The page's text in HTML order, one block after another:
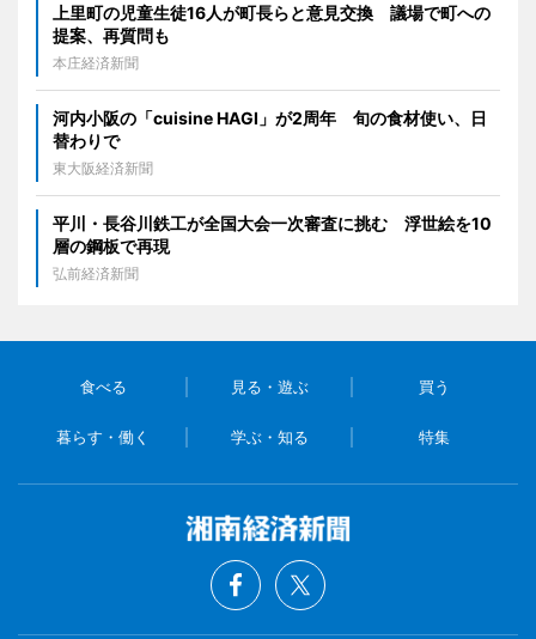
上里町の児童生徒16人が町長らと意見交換 議場で町への
提案、再質問も
本庄経済新聞
河内小阪の「cuisine HAGI」が2周年 旬の食材使い、日
替わりで
東大阪経済新聞
平川・長谷川鉄工が全国大会一次審査に挑む 浮世絵を10
層の鋼板で再現
弘前経済新聞
食べる 見る・遊ぶ 買う
暮らす・働く 学ぶ・知る 特集